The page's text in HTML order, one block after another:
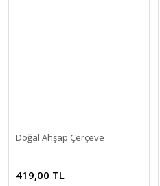
Doğal Ahşap Çerçeve
419,00 TL